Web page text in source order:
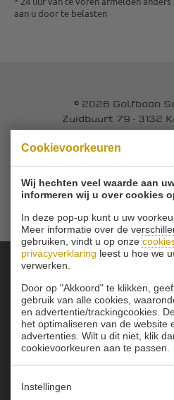
Cookievoorkeuren
Wij hechten veel waarde aan
informeren wij u over cookies
In deze pop-up kunt u uw
Meer informatie over de
gebruiken, vindt u op onze
privacyverklaring leest u hoe we
verwerken.
Door op "Akkoord" te klikken,
gebruik van alle cookies,
en advertentie/trackingcookies.
het optimaliseren van de website
advertenties. Wilt u dit niet, klik
cookievoorkeuren aan te passen.
Instellingen
aan u door te belasten
© 2026 Golfbaan
Zuidbuurt 79 - 3132
Email
Onze